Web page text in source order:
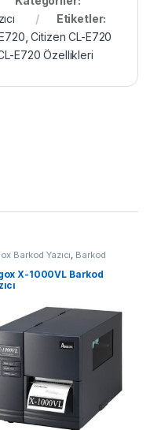
Etiketler:
,Citizen CL-E720
E720 Özellikleri
Barkod Yazıcı, Barkod
X-1000VL Barkod